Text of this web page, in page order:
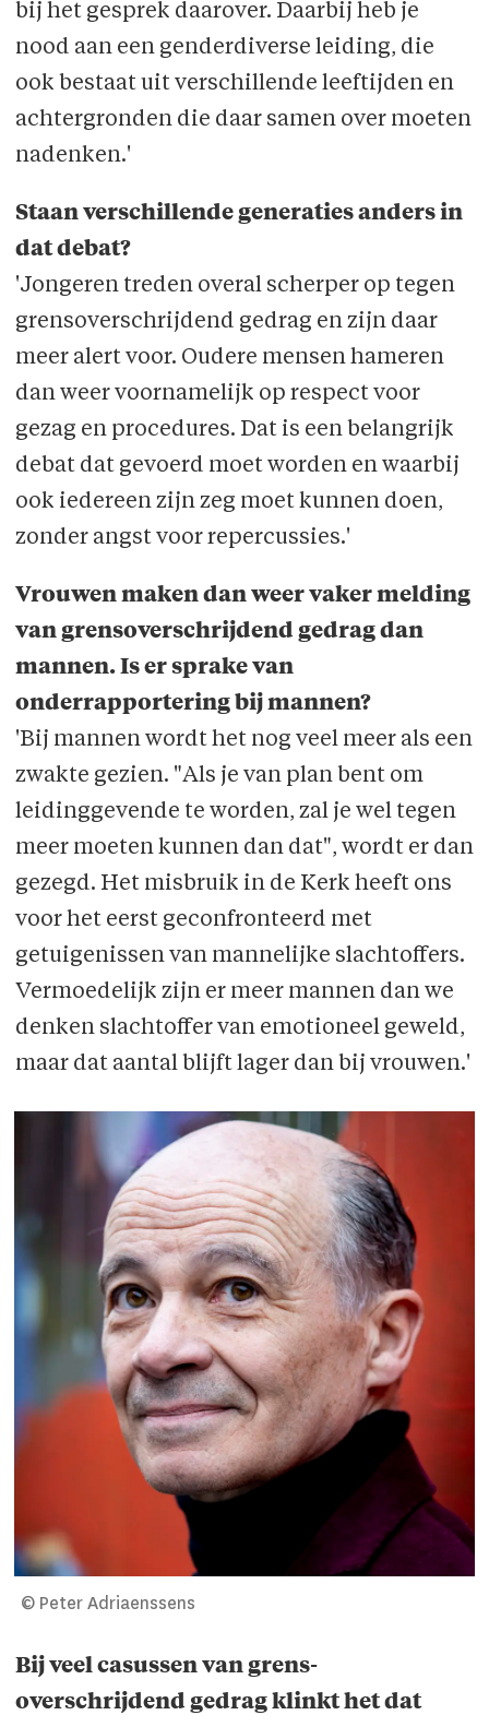
bij het gesprek daarover. Daarbij heb je
nood aan een genderdiverse leiding, die
ook bestaat uit verschillende leeftijden en
achtergronden die daar samen over moeten
nadenken.'
Staan verschillende generaties anders in
dat debat?
'Jongeren treden overal scherper op tegen
grensoverschrijdend gedrag en zijn daar
meer alert voor. Oudere mensen hameren
dan weer voornamelijk op respect voor
gezag en procedures. Dat is een belangrijk
debat dat gevoerd moet worden en waarbij
ook iedereen zijn zeg moet kunnen doen,
zonder angst voor repercussies.'
Vrouwen maken dan weer vaker melding
van grensoverschrijdend gedrag dan
mannen. Is er sprake van
onderrapportering bij mannen?
'Bij mannen wordt het nog veel meer als een
zwakte gezien. "Als je van plan bent om
leidinggevende te worden, zal je wel tegen
meer moeten kunnen dan dat", wordt er dan
gezegd. Het misbruik in de Kerk heeft ons
voor het eerst geconfronteerd met
getuigenissen van mannelijke slachtoffers.
Vermoedelijk zijn er meer mannen dan we
denken slachtoffer van emotioneel geweld,
maar dat aantal blijft lager dan bij vrouwen.'
© Peter Adriaenssens
Bij veel casussen van grens­
overschrijdend gedrag klinkt het dat